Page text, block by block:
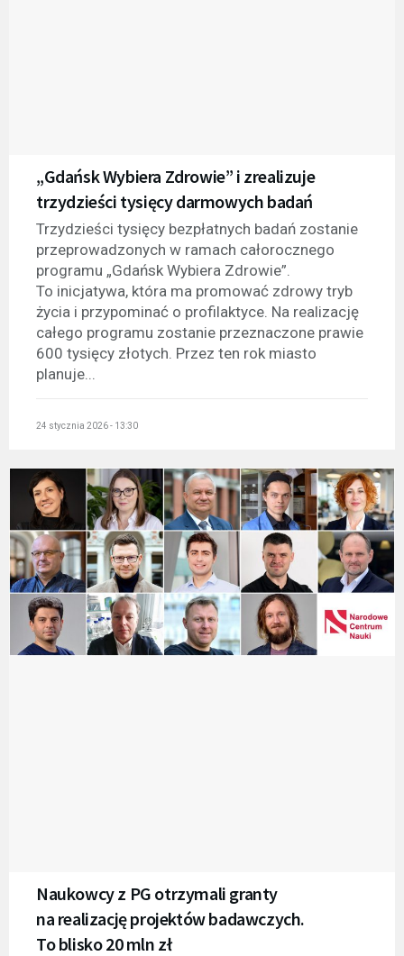
„Gdańsk Wybiera Zdrowie” i zrealizuje
trzydzieści tysięcy darmowych badań
Trzydzieści tysięcy bezpłatnych badań zostanie
przeprowadzonych w ramach całorocznego
programu „Gdańsk Wybiera Zdrowie”.
To inicjatywa, która ma promować zdrowy tryb
życia i przypominać o profilaktyce. Na realizację
całego programu zostanie przeznaczone prawie
600 tysięcy złotych. Przez ten rok miasto
planuje...
24 stycznia 2026 - 13:30
Naukowcy z PG otrzymali granty
na realizację projektów badawczych.
To blisko 20 mln zł